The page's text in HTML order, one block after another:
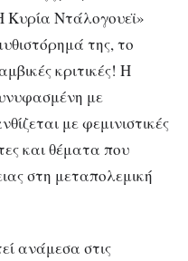
Κυρία Ντάλογουεϊ»
της, το
κριτικές! Η
με
με φεμινιστικές
και θέματα που
στη μεταπολεμική
ανάμεσα στις